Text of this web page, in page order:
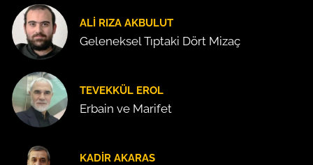
ALI RIZA AKBULUT
Geleneksel Tıptaki Dört Mizaç
TEVEKKÜL EROL
Erbain ve Marifet
KADIR AKARAS